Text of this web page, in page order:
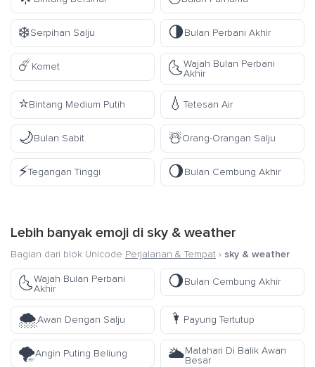
❄️Serpihan Salju 🌗Bulan Perbani Akhir
☄️Komet 🌜Wajah Bulan Perbani
Akhir
⭐Bintang Medium Putih 💧 Tetesan Air
🌙Bulan Sabit ☃️Orang-Orangan Salju
⚡Tegangan Tinggi 🌖Bulan Cembung Akhir
Lebih banyak emoji di sky & weather
Bagian dari blok Unicode Perjalanan & Tempat › sky & weather
🌜Wajah Bulan Perbani
Akhir
🌖Bulan Cembung Akhir
🌨️Awan Dengan Salju 🌂 Payung Tertutup
🌪️Angin Puting Beliung 🌥️Matahari Di Balik Awan
Besar